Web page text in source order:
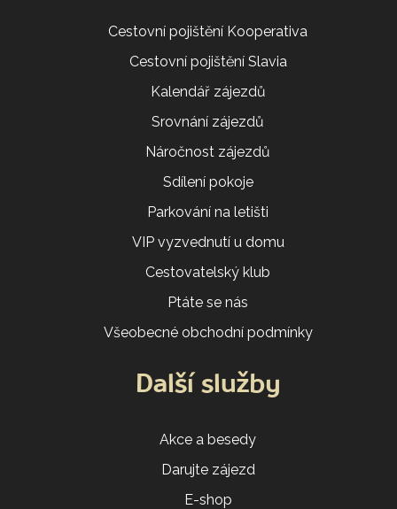
Cestovní pojištění Kooperativa
Cestovní pojištění Slavia
Kalendář zájezdů
Srovnání zájezdů
Náročnost zájezdů
Sdílení pokoje
Parkování na letišti
VIP vyzvednutí u domu
Cestovatelský klub
Ptáte se nás
Všeobecné obchodní podmínky
Další služby
Akce a besedy
Darujte zájezd
E-shop